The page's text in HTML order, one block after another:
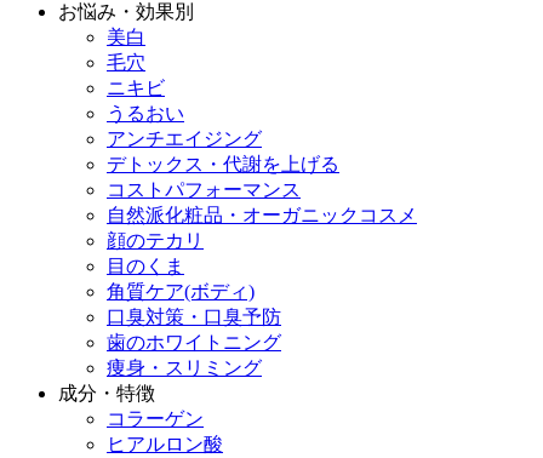
お悩み・効果別
美白
毛穴
ニキビ
うるおい
アンチエイジング
デトックス・代謝を上げる
コストパフォーマンス
自然派化粧品・オーガニックコスメ
顔のテカリ
目のくま
角質ケア(ボディ)
口臭対策・口臭予防
歯のホワイトニング
痩身・スリミング
成分・特徴
コラーゲン
ヒアルロン酸